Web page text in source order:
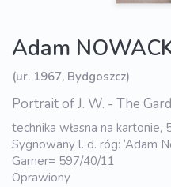
Adam
(ur. 1967, Bydgoszcz)
Portrait of J. W. - The
technika własna na kartonie,
Sygnowany l. d. róg: ‘Adam
Garner= 597/40/11
Oprawiony